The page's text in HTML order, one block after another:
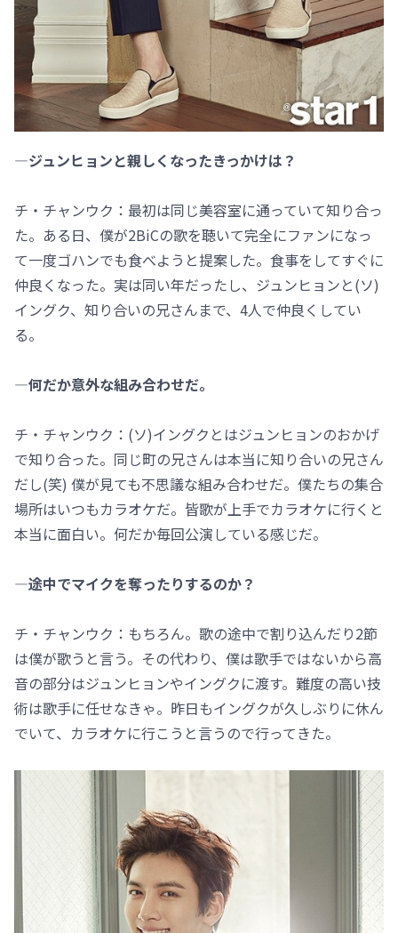
―ジュンヒョンと親しくなったきっかけは？
チ・チャンウク：最初は同じ美容室に通っていて知り合っ
た。ある日、僕が2BiCの歌を聴いて完全にファンになっ
て一度ゴハンでも食べようと提案した。食事をしてすぐに
仲良くなった。実は同い年だったし、ジュンヒョンと(ソ)
イングク、知り合いの兄さんまで、4人で仲良くしてい
る。
―何だか意外な組み合わせだ。
チ・チャンウク：(ソ)イングクとはジュンヒョンのおかげ
で知り合った。同じ町の兄さんは本当に知り合いの兄さん
だし(笑) 僕が見ても不思議な組み合わせだ。僕たちの集合
場所はいつもカラオケだ。皆歌が上手でカラオケに行くと
本当に面白い。何だか毎回公演している感じだ。
―途中でマイクを奪ったりするのか？
チ・チャンウク：もちろん。歌の途中で割り込んだり2節
は僕が歌うと言う。その代わり、僕は歌手ではないから高
音の部分はジュンヒョンやイングクに渡す。難度の高い技
術は歌手に任せなきゃ。昨日もイングクが久しぶりに休ん
でいて、カラオケに行こうと言うので行ってきた。